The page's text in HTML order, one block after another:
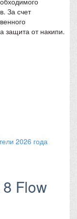
За счет
защита от накипи.
Flow